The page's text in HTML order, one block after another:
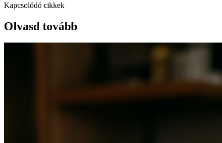
Kapcsolódó cikkek
Olvasd tovább